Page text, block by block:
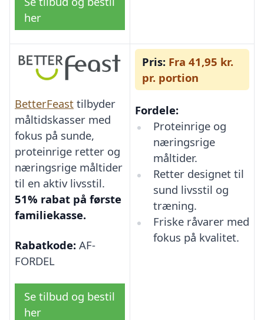
her
BetterFeast tilbyder
måltidskasser med
fokus på sunde,
proteinrige retter og
næringsrige måltider
til en aktiv livsstil.
51% rabat på første
familiekasse.
Rabatkode: AF-
FORDEL
Se tilbud og bestil
her
Pris: Fra 41,95 kr.
pr. portion
Fordele:
Proteinrige og
næringsrige
måltider.
Retter designet til
sund livsstil og
træning.
Friske råvarer med
fokus på kvalitet.